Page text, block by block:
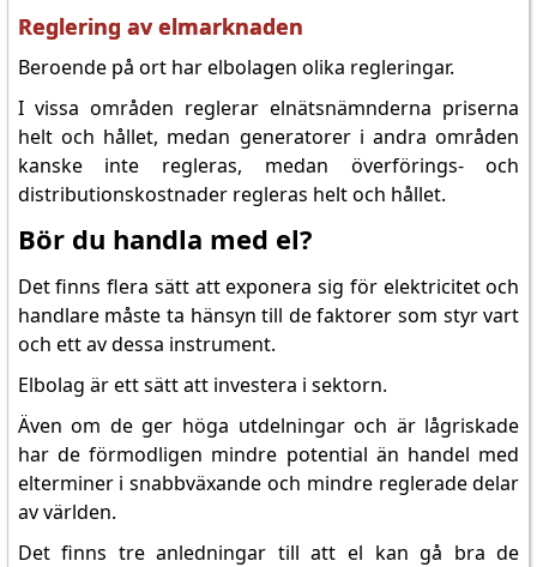
Reglering av elmarknaden
Beroende på ort har elbolagen olika regleringar.
I vissa områden reglerar elnätsnämnderna priserna
helt och hållet, medan generatorer i andra områden
kanske inte regleras, medan överförings- och
distributionskostnader regleras helt och hållet.
Bör du handla med el?
Det finns flera sätt att exponera sig för elektricitet och
handlare måste ta hänsyn till de faktorer som styr vart
och ett av dessa instrument.
Elbolag är ett sätt att investera i sektorn.
Även om de ger höga utdelningar och är lågriskade
har de förmodligen mindre potential än handel med
elterminer i snabbväxande och mindre reglerade delar
av världen.
Det finns tre anledningar till att el kan gå bra de